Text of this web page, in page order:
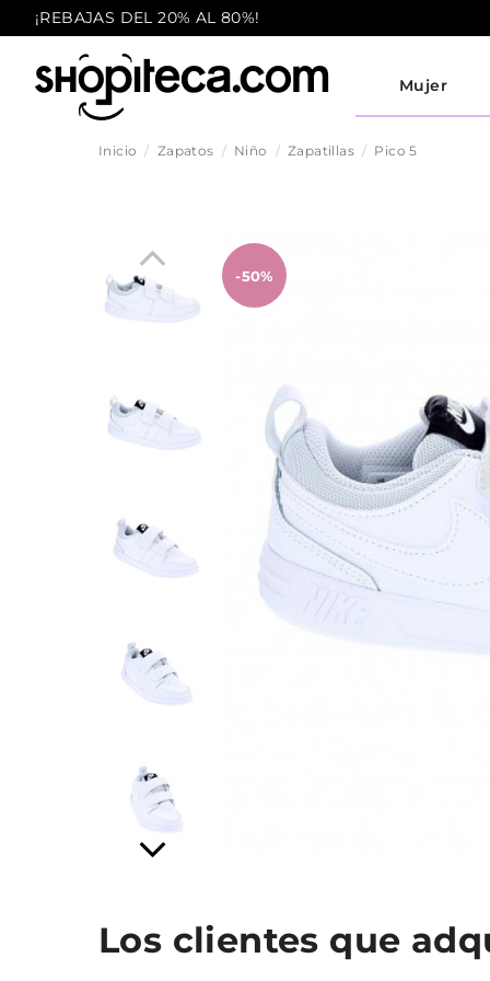
¡REBAJAS DEL 20% AL 80%!
Mujer
Inicio Zapatos Niño Zapatillas Pico 5
-50%
Los clientes que